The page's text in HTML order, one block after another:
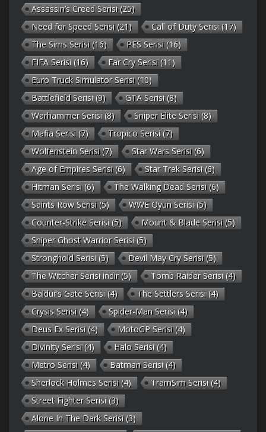
Assassin’s Creed Serisi (25)
Need for Speed Serisi (21) Call of Duty Serisi (17)
The Sims Serisi (16) PES Serisi (16)
FIFA Serisi (16) Far Cry Serisi (11)
Euro Truck Simulator Serisi (10)
Battlefield Serisi (9) GTA Serisi (8)
Warhammer Serisi (8) Sniper Elite Serisi (8)
Mafia Serisi (7) Tropico Serisi (7)
Wolfenstein Serisi (7) Star Wars Serisi (6)
Age of Empires Serisi (6) Star Trek Serisi (6)
Hitman Serisi (6) The Walking Dead Serisi (6)
Saints Row Serisi (5) WWE Oyun Serisi (5)
Counter-Strike Serisi (5) Mount & Blade Serisi (5)
Sniper Ghost Warrior Serisi (5)
Stronghold Serisi (5) Devil May Cry Serisi (5)
The Witcher Serisi indir(5) Tomb Raider Serisi (4)
Baldur’s Gate Serisi (4) The Settlers Serisi (4)
Crysis Serisi (4) Spider-Man Serisi (4)
Deus Ex Serisi (4) MotoGP Serisi (4)
Divinity Serisi (4) Halo Serisi (4)
Metro Serisi (4) Batman Serisi (4)
Sherlock Holmes Serisi (4) TramSim Serisi (4)
Street Fighter Serisi (3)
Alone In The Dark Serisi (3)